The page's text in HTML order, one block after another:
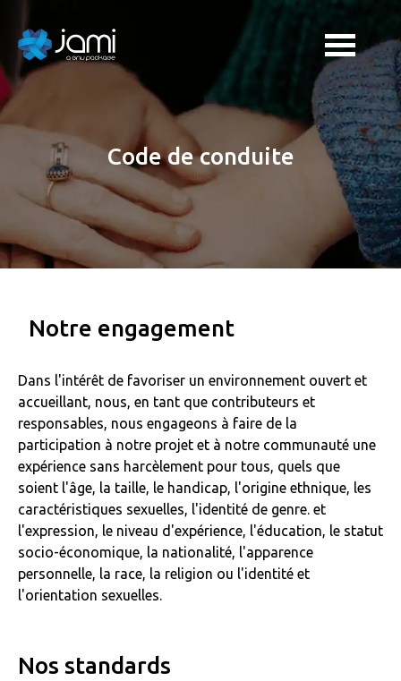
Code de conduite
Notre engagement
Dans l'intérêt de favoriser un environnement ouvert et
accueillant, nous, en tant que contributeurs et
responsables, nous engageons à faire de la
participation à notre projet et à notre communauté une
expérience sans harcèlement pour tous, quels que
soient l'âge, la taille, le handicap, l'origine ethnique, les
caractéristiques sexuelles, l'identité de genre. et
l'expression, le niveau d'expérience, l'éducation, le statut
socio-économique, la nationalité, l'apparence
personnelle, la race, la religion ou l'identité et
l'orientation sexuelles.
Nos standards